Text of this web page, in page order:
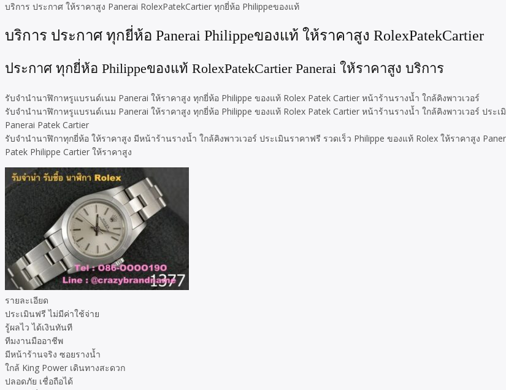
บริการ ประกาศ ให้ราคาสูง Panerai RolexPatekCartier ทุกยี่ห้อ Philippeของแท้
บริการ ประกาศ ทุกยี่ห้อ Panerai Philippeของแท้ ให้ราคาสูง RolexPatekCartier
ประกาศ ทุกยี่ห้อ Philippeของแท้ RolexPatekCartier Panerai ให้ราคาสูง บริการ
รับจำนำนาฬิกาหรูแบรนด์เนม Panerai ให้ราคาสูง ทุกยี่ห้อ Philippe ของแท้ Rolex Patek Cartier หน้าร้านรางน้ำ ใกล้คิงพาวเวอร์
รับจำนำนาฬิกาหรูแบรนด์เนม Panerai ให้ราคาสูง ทุกยี่ห้อ Philippe ของแท้ Rolex Patek Cartier หน้าร้านรางน้ำ ใกล้คิงพาวเวอร์ ประ
Panerai Patek Cartier
รับจำนำนาฬิกาทุกยี่ห้อ ให้ราคาสูง มีหน้าร้านรางน้ำ ใกล้คิงพาวเวอร์ ประเมินราคาฟรี รวดเร็ว Philippe ของแท้ Rolex ให้ราคาสูง
Patek Philippe Cartier ให้ราคาสูง
รายละเอียด
ประเมินฟรี ไม่มีค่าใช้จ่าย
รู้ผลไว ได้เงินทันที
ทีมงานมืออาชีพ
มีหน้าร้านจริง ซอยรางน้ำ
ใกล้ King Power เดินทางสะดวก
ปลอดภัย เชื่อถือได้